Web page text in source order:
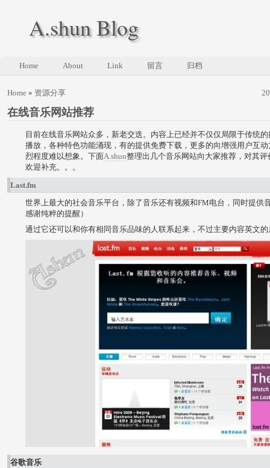
A.shun Blog
Home About Link 留言 归档
Home » 资源分享
在线音乐网站推荐
目前在线音乐网站众多，新老交迭。内容上已经并不仅仅局限于传统
播放，各种特色功能涌现，有的提供免费下载，更多的向增强用户互
烈程度难以想象。下面A.shun整理出几个音乐网站向大家推荐，对其
欢迎补充。。。
Last.fm
世界上最大的社会音乐平台，除了音乐还有视频和FM电台，同时提供
感谢纯粹的提醒）
通过它还可以和你有相同音乐品味的人联系起来，不过主要内容英文的
谷歌音乐